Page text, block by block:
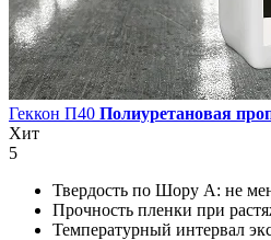
Геккон П40 Полиуретановая
Хит
5
Твердость по Шору А: не
Прочность пленки при
Температурный интервал